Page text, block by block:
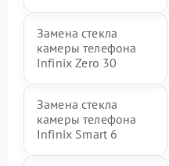
Замена стекла
камеры телефона
Infinix Zero 30
Замена стекла
камеры телефона
Infinix Smart 6